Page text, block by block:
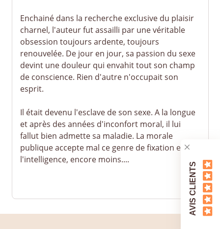
Enchainé dans la recherche exclusive du plaisir
charnel, l'auteur fut assailli par une véritable
obsession toujours ardente, toujours
renouvelée. De jour en jour, sa passion du sexe
devint une douleur qui envahit tout son champ
de conscience. Rien d'autre n'occupait son
esprit.
Il était devenu l'esclave de son sexe. A la longue
et après des années d'inconfort moral, il lui
fallut bien admette sa maladie. La morale
publique accepte mal ce genre de fixation et
l'intelligence, encore moins....
AVIS CLIENTS